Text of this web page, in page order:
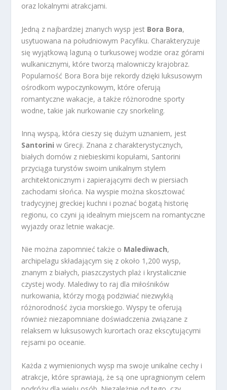
oraz lokalnymi atrakcjami.
Jedną z najbardziej znanych wysp jest Bora Bora,
usytuowana na południowym Pacyfiku. Charakteryzuje
się wyjątkową laguną o turkusowej wodzie oraz górami
wulkanicznymi, które tworzą malowniczy krajobraz.
Popularność Bora Bora bije rekordy dzięki luksusowym
ośrodkom wypoczynkowym, które oferują
romantyczne wakacje, a także różnorodne sporty
wodne, takie jak nurkowanie czy snorkeling.
Inną wyspą, która cieszy się dużym uznaniem, jest
Santorini w Grecji. Znana z charakterystycznych,
białych domów z niebieskimi kopułami, Santorini
przyciąga turystów swoim unikalnym stylem
architektonicznym i zapierającymi dech w piersiach
zachodami słońca. Na wyspie można skosztować
tradycyjnej greckiej kuchni i poznać bogatą historię
regionu, co czyni ją idealnym miejscem na romantyczne
wyjazdy oraz letnie wakacje.
Nie można zapomnieć także o Malediwach,
archipelagu składającym się z około 1,200 wysp,
znanym z białych, piaszczystych plaż i krystalicznie
czystej wody. Malediwy to raj dla miłośników
nurkowania, którzy mogą podziwiać niezwykłą
różnorodność życia morskiego. Wyspy te oferują
również niezapomniane doświadczenia związane z
relaksem w luksusowych kurortach oraz ekscytującymi
rejsami po oceanie.
Każda z wymienionych wysp ma swoje unikalne cechy i
atrakcje, które sprawiają, że są one upragnionym celem